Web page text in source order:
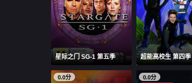
星际之门 SG-1 第五季 超能高校生 第四季
0.0分
0.0分